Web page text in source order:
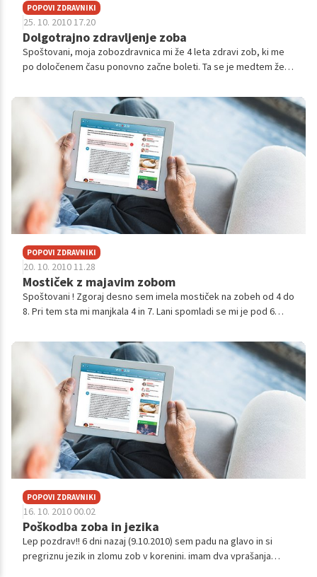
POPOVI ZDRAVNIKI
25. 10. 2010 17.20
Dolgotrajno zdravljenje zoba
Spoštovani, moja zobozdravnica mi že 4 leta zdravi zob, ki me
po določenem času ponovno začne boleti. Ta se je medtem že
pritrdila na...
POPOVI ZDRAVNIKI
20. 10. 2010 11.28
Mostiček z majavim zobom
Spoštovani ! Zgoraj desno sem imela mostiček na zobeh od 4 do
8. Pri tem sta mi manjkala 4 in 7. Lani spomladi se mi je pod 6
odtran...
POPOVI ZDRAVNIKI
16. 10. 2010 00.02
Poškodba zoba in jezika
Lep pozdrav!! 6 dni nazaj (9.10.2010) sem padu na glavo in si
pregriznu jezik in zlomu zob v korenini. imam dva vprašanja